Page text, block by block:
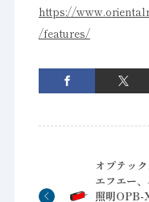
https://
/features/
オプテック
エフエー
照明OPB-